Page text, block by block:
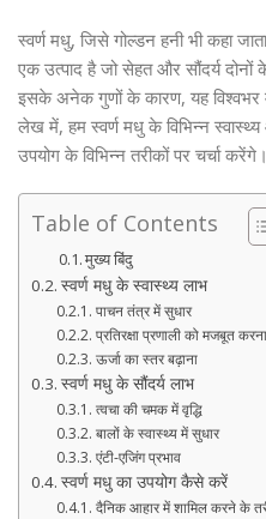
स्वर्ण मधु, जिसे गोल्डन हनी भी कहा
एक उत्पाद है जो सेहत और सौंदर्य दोनों
इसके अनेक गुणों के कारण, यह विश्वभर
लेख में, हम स्वर्ण मधु के विभिन्न
उपयोग के विभिन्न तरीकों पर चर्चा करेंगे।
Table of Contents
मुख्य बिंदु
स्वर्ण मधु के स्वास्थ्य लाभ
पाचन तंत्र में सुधार
प्रतिरक्षा प्रणाली को मजबूत करना
ऊर्जा का स्तर बढ़ाना
स्वर्ण मधु के सौंदर्य लाभ
त्वचा की चमक में वृद्धि
बालों के स्वास्थ्य में सुधार
एंटी-एजिंग प्रभाव
स्वर्ण मधु का उपयोग कैसे करें
दैनिक आहार में शामिल करने के